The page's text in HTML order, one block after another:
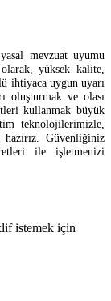
mevzuat uyumu
yüksek kalite,
ihtiyaca uygun uyarı
oluşturmak ve olası
kullanmak büyük
teknolojilerimizle,
Güvenliğiniz
ile işletmenizi
istemek için